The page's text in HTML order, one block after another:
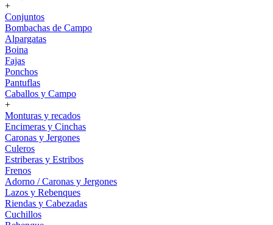
+
Conjuntos
Bombachas de Campo
Alpargatas
Boina
Fajas
Ponchos
Pantuflas
Caballos y Campo
+
Monturas y recados
Encimeras y Cinchas
Caronas y Jergones
Culeros
Estriberas y Estribos
Frenos
Adorno / Caronas y Jergones
Lazos y Rebenques
Riendas y Cabezadas
Cuchillos